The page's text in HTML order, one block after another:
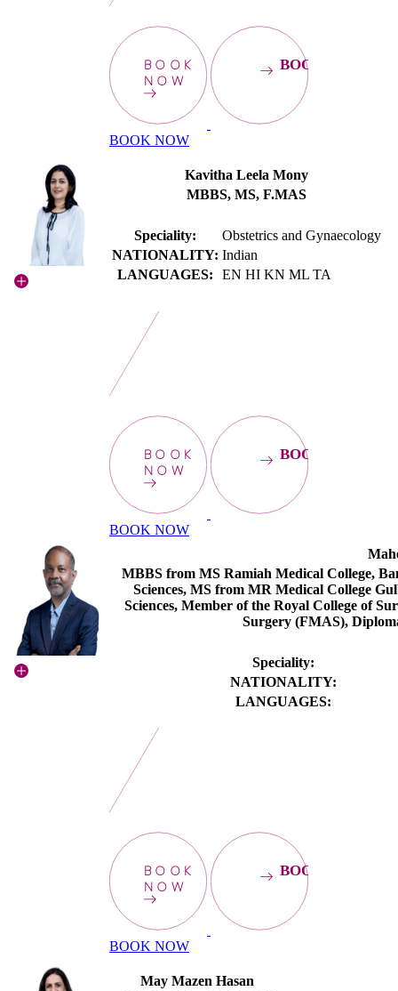
BOOK
NOW
BOOKNOW
BOOK NOW
Kavitha Leela Mony
MBBS, MS, F.MAS
Speciality:
Obstetrics and Gynaecology
NATIONALITY: Indian
LANGUAGES:
EN HI KN ML TA
BOOK
NOW
BOOKNOW
BOOK NOW
MBBS from MS Ramiah Medical College,
Sciences, MS from MR Medical College
Sciences, Member of the Royal College of
Surgery (FMAS),
Speciality:
NATIONALITY:
LANGUAGES:
BOOK
NOW
BOOKNOW
BOOK NOW
May Mazen Hasan